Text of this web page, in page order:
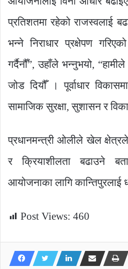
प्रतिशतमा रहेको राजस्वलाई
भन्ने निराधार प्रक्षेपण
गर्दैनौँ”, उहाँले भन्नुभयो, “हामीले
जोड दियौँ । पूर्वाधार
सामाजिक सुरक्षा, सुशासन र
प्रधानमन्त्री ओलीले खेल
र क्रियाशीलता बढाउने
आयोजनाका लागि कान्तिपुरलाई
Post Views: 460